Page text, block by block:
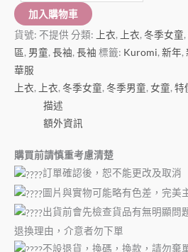
加入購物車
貨號: 不提供 分類: 上衣, 上衣, 冬季女童,
區, 男童, 長袖, 長袖 標籤: Kuromi, 新年,
華服
上衣, 上衣, 冬季女童, 冬季男童, 女童, 特
描述
額外資訊
購買前請慎重考慮清楚
訂單確認後，恕不能更改及取消
圖片與實物可能略有色差，完美
出貨前會先檢查貨品有無明顯問
退換理由，介意者勿下單
不設退貨，換碼，換款，請勿棄